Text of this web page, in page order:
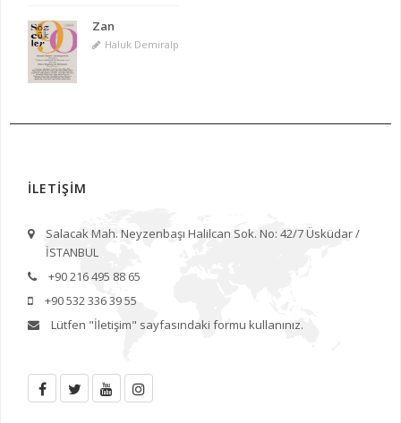
Zan
Haluk Demiralp
İLETİŞİM
Salacak Mah. Neyzenbaşı Halilcan Sok. No: 42/7 Üsküdar /
İSTANBUL
+90 216 495 88 65
+90 532 336 39 55
Lütfen "İletişim" sayfasındaki formu kullanınız.